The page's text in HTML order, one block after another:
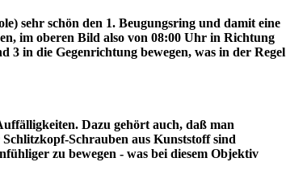
sehr schön den 1. Beugungsring und damit eine
im oberen Bild also von 08:00 Uhr in Richtung
in die Gegenrichtung bewegen, was in der Regel
Dazu gehört auch, daß man
Schrauben aus Kunststoff sind
zu bewegen - was bei diesem Objektiv